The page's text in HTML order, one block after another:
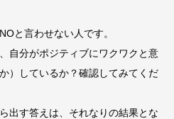
と言わせない人です。
自分がポジティブにワクワクと意
）しているか？確認してみてくだ
出す答えは、それなりの結果とな